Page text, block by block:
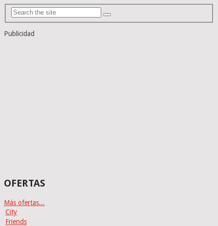
Publicidad
OFERTAS
Más ofertas...
City
Friends